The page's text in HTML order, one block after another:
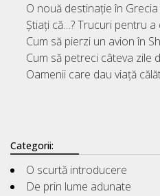
O nouă destinație în
Știați că…? Trucuri pentru
Cum să pierzi un avion în
Cum să petreci câteva zile
Oamenii care dau viață
Categorii:
O scurtă introducere
De prin lume adunate